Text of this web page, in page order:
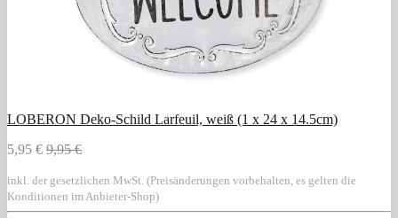
LOBERON Deko-Schild Larfeuil, weiß (1 x 24 x 14.5cm)
5,95 € 9,95 €
inkl. der gesetzlichen MwSt. (Preisänderungen vorbehalten, es gelten die
Konditionen im Anbieter-Shop)